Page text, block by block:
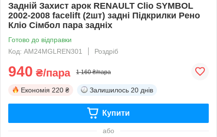
Задній Захист арок RENAULT Clio SYMBOL
2002-2008 facelift (2шт) задні Підкрилки Рено
Кліо Сімбол пара задніх
Готово до відправки
Код: AM24MGLREN301
Роздріб
940 ₴/пара 1 160 ₴/пара
Економія 220 ₴ Залишилось 20 днів
Купити
або